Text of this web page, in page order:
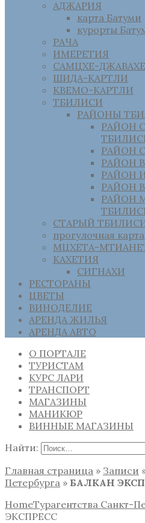
АДЖАРИЯ
карта Батуми
курорты
РАЧА
ИМЕРЕТИЯ
САМЦХЕ-
ШИДА-КАРТЛИ
КВЕМО-КАРТЛИ
ТБИЛИСИ
РАЙОНЫ
РАЙОН
РАЙОН
РАЙОН
РАЙОН
РАЙОН
РАЙОН
СТАРЫЙ
прогулочная карта
МЦХЕТА-
КАХЕТИЯ
СИГНАХИ
РЕСТОРАНЫ
ЦВЕТЫ
ВИНОДЕЛИЕ
АРЕНДА ЖИЛЬЯ
АРЕНДА АВТО
О ПОРТАЛЕ
ТУРИСТАМ
КУРС ЛАРИ
ТРАНСПОРТ
МАГАЗИНЫ
МАНИКЮР
ВИННЫЕ МАГАЗИНЫ
Найти:
Главная страница » Записи
Петербурга » БАЛКАН
HomeТурагентства Санкт-
ЭКСПРЕСС